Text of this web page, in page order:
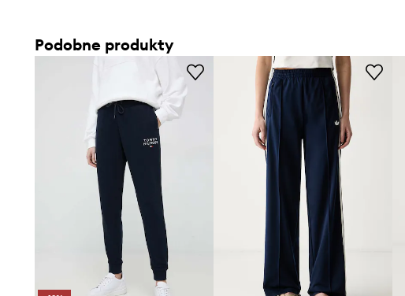
- Długość wewnętrzna nogawki: 74 cm.
- Wymiary podane dla rozmiaru: S.
Podobne produkty